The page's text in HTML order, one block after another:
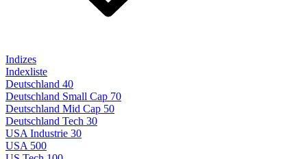
Indizes
Indexliste
Deutschland 40
Deutschland Small Cap 70
Deutschland Mid Cap 50
Deutschland Tech 30
USA Industrie 30
USA 500